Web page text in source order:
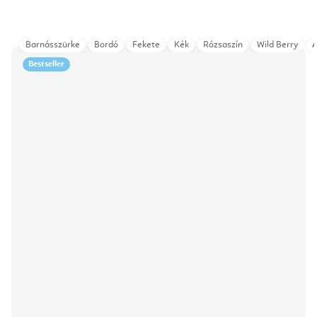
Bestseller
Barnásszürke Bordó Fekete Kék Rózsaszín Wild Berry